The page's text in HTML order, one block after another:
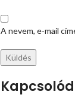
A nevem, e-mail